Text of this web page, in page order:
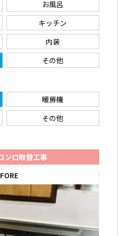
お風呂
キッチン
内装
その他
暖房機
その他
ンロ取替工事